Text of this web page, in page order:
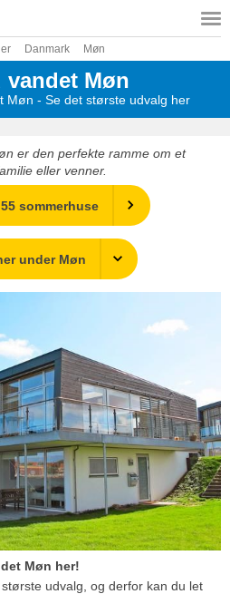
Danmark Møn
vandet Møn
Møn - Se det største udvalg her
er den perfekte ramme om et
eller venner.
sommerhuse
under Møn
Møn her!
udvalg, og derfor kan du let